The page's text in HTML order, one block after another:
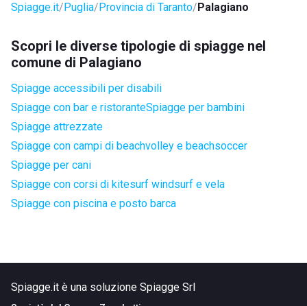
Spiagge.it Puglia Provincia di Taranto Palagiano
Scopri le diverse tipologie di spiagge nel
comune di Palagiano
Spiagge accessibili per disabili
Spiagge con bar e ristoranteSpiagge per bambini
Spiagge attrezzate
Spiagge con campi di beachvolley e beachsoccer
Spiagge per cani
Spiagge con corsi di kitesurf windsurf e vela
Spiagge con piscina e posto barca
Spiagge.it è una soluzione Spiagge Srl